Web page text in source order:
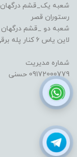
رستوران قصر
شعبه دو _قشم
لاین یاس ۶ کنار پله برقی پلاک ۱۱۶۴
شماره مدیریت
09172000779 حسنی